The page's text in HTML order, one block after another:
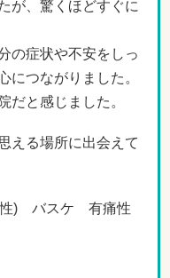
が、驚くほどすぐに
の症状や不安をしっ
につながりました。
だと感じました。
える場所に出会えて
性) バスケ 有痛性